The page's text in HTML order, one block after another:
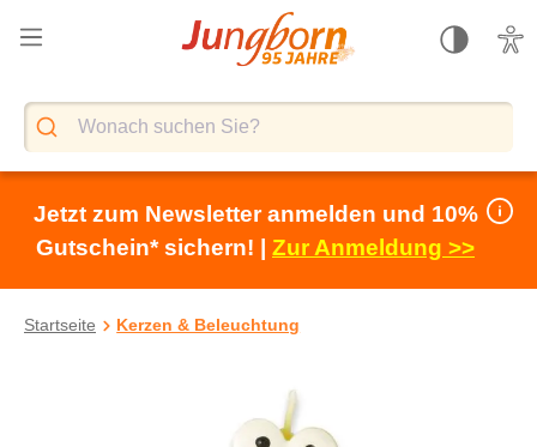
springen
Jetzt zum Newsletter anmelden und 10%
Gutschein* sichern! | Zur Anmeldung >>
Startseite Kerzen & Beleuchtung